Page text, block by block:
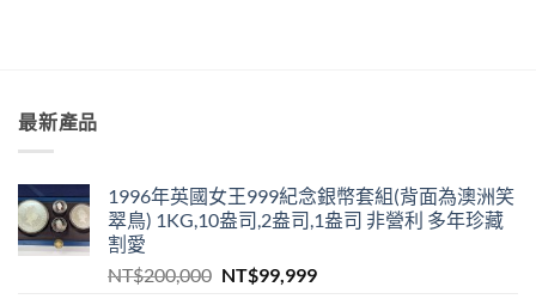
最新產品
1996年英國女王999紀念銀幣套組(背面為澳洲笑
翠鳥) 1KG,10盎司,2盎司,1盎司 非營利 多年珍藏
割愛
NT$200,000 原
NT$99,999目